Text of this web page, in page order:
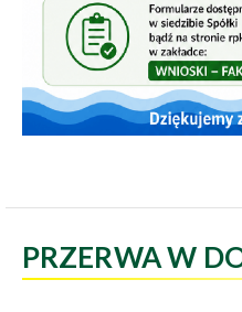
PRZERWA W